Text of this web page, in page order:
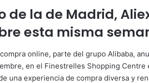
de la de Madrid,
esta misma
online, parte del grupo Alibaba,
en el Finestrelles Shopping
una experiencia de compra diversa y